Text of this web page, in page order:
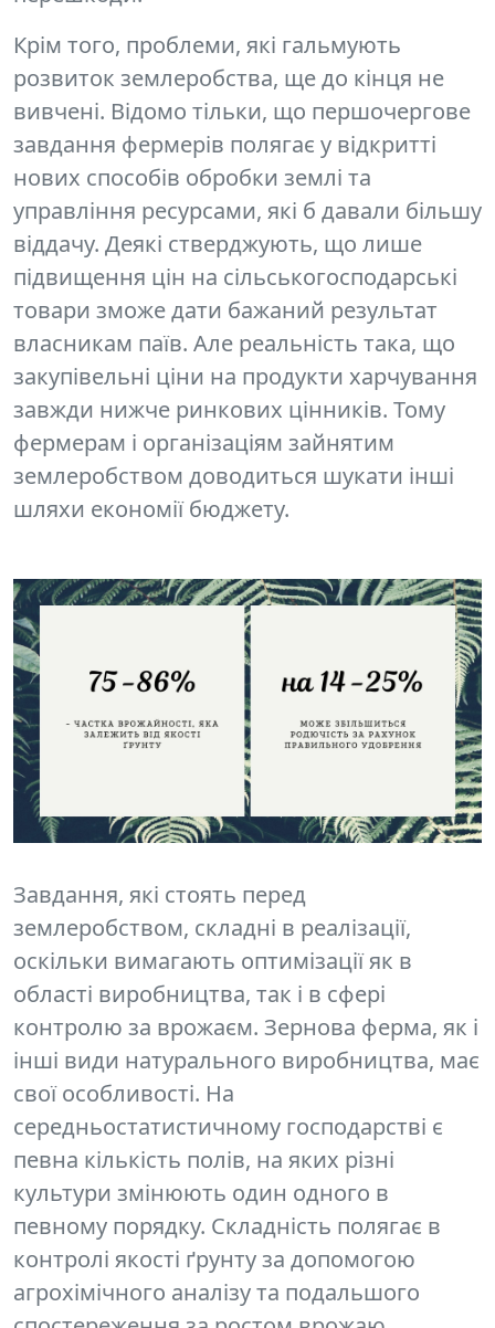
Крім того, проблеми, які гальмують
розвиток землеробства, ще до кінця не
вивчені. Відомо тільки, що першочергове
завдання фермерів полягає у відкритті
нових способів обробки землі та
управління ресурсами, які б давали більшу
віддачу. Деякі стверджують, що лише
підвищення цін на сільськогосподарські
товари зможе дати бажаний результат
власникам паїв. Але реальність така, що
закупівельні ціни на продукти харчування
завжди нижче ринкових цінників. Тому
фермерам і організаціям зайнятим
землеробством доводиться шукати інші
шляхи економії бюджету.
Завдання, які стоять перед
землеробством, складні в реалізації,
оскільки вимагають оптимізації як в
області виробництва, так і в сфері
контролю за врожаєм. Зернова ферма, як і
інші види натурального виробництва, має
свої особливості. На
середньостатистичному господарстві є
певна кількість полів, на яких різні
культури змінюють один одного в
певному порядку. Складність полягає в
контролі якості ґрунтуза допомогою
агрохімічного аналізу та подальшого